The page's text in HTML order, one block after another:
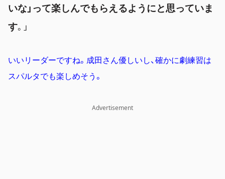
いな」って楽しんでもらえるようにと思っていま
す。」
いいリーダーですね。成田さん優しいし、確かに劇練習は
スパルタでも楽しめそう。
Advertisement